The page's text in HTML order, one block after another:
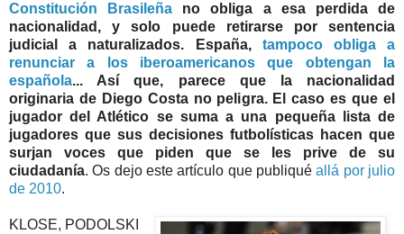
Constitución Brasileña no obliga a esa perdida de
nacionalidad, y solo puede retirarse por sentencia
judicial a naturalizados. España, tampoco obliga a
renunciar a los iberoamericanos que obtengan la
española... Así que, parece que la nacionalidad
originaria de Diego Costa no peligra. El caso es que el
jugador del Atlético se suma a una pequeña lista de
jugadores que sus decisiones futbolísticas hacen que
surjan voces que piden que se les prive de su
ciudadanía. Os dejo este artículo que publiquéallá por julio
de 2010.
KLOSE, PODOLSKI